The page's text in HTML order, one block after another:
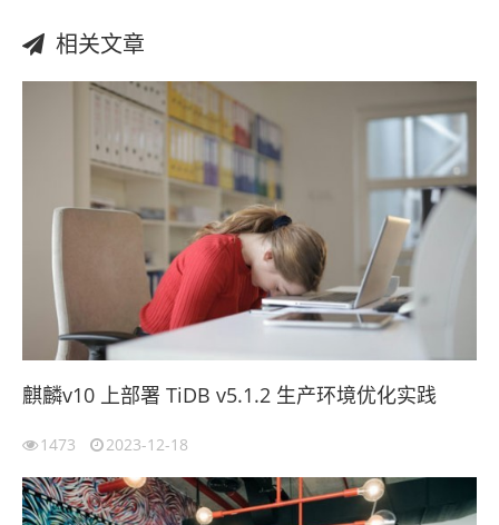
相关文章
麒麟v10 上部署 TiDB v5.1.2 生产环境优化实践
1473 2023-12-18